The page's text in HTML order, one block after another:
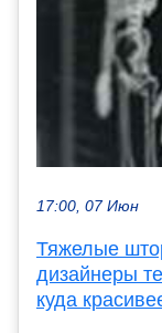
17:00, 07 Июн
Тяжелые
дизайнеры
куда